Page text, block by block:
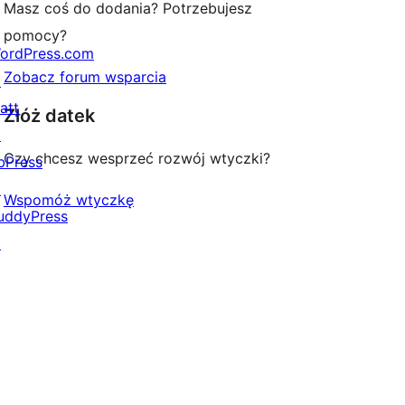
Masz coś do dodania? Potrzebujesz
pomocy?
Zobacz forum wsparcia
Złóż datek
Czy chcesz wesprzeć rozwój wtyczki?
Wspomóż wtyczkę